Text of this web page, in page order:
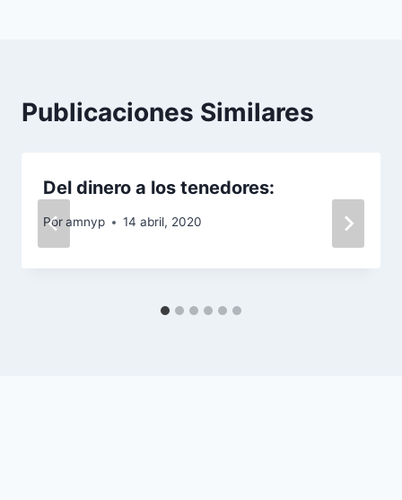
Publicaciones Similares
Del dinero a los tenedores:
Poramnyp 14 abril, 2020